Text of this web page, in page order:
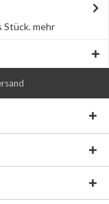
Stück.mehr